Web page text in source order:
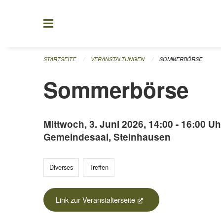
STARTSEITE VERANSTALTUNGEN SOMMERBÖRSE
Sommerbörse
Mittwoch, 3. Juni 2026, 14:00 - 16:00
Gemeindesaal, Steinhausen
Diverses Treffen
Link zur Veranstalterseite (External Link)